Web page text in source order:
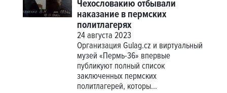
Чехословакию отбывали
наказание в пермских
политлагерях
24 августа 2023
Организация Gulag.cz и виртуальный
музей «Пермь-36» впервые
публикуют полный список
заключенных пермских
политлагерей, которы...